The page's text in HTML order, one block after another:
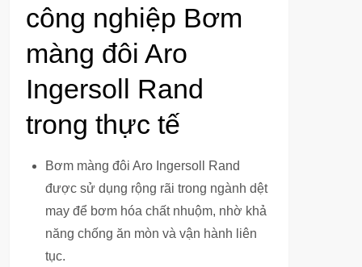
công nghiệp Bơm
màng đôi Aro
Ingersoll Rand
trong thực tế
Bơm màng đôi Aro Ingersoll Rand
được sử dụng rộng rãi trong ngành dệt
may để bơm hóa chất nhuộm, nhờ khả
năng chống ăn mòn và vận hành liên
tục.